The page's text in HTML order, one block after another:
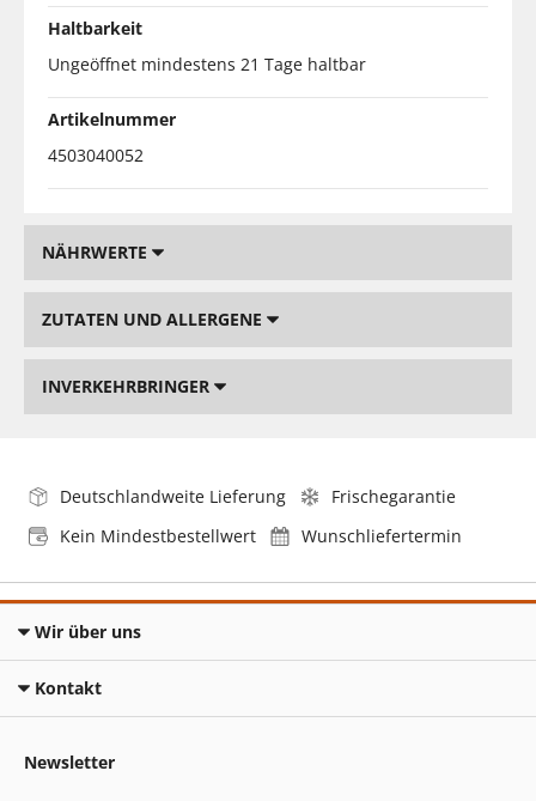
Haltbarkeit
Ungeöffnet mindestens 21 Tage haltbar
Artikelnummer
4503040052
NÄHRWERTE
ZUTATEN UND ALLERGENE
INVERKEHRBRINGER
Deutschlandweite Lieferung
Frischegarantie
Kein Mindestbestellwert
Wunschliefertermin
Wir über uns
Kontakt
Newsletter